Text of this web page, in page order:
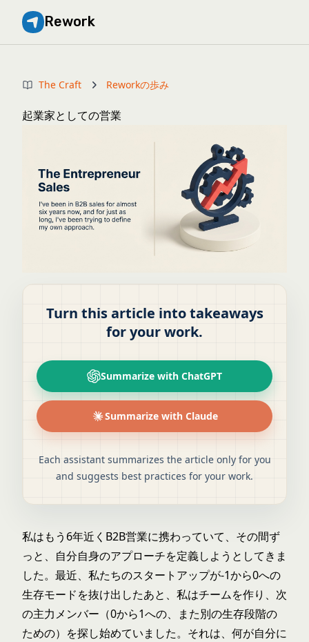
Rework
The Craft Reworkの歩み
起業家としての営業
Turn this article into takeaways
for your work.
Summarize with ChatGPT
Summarize with Claude
Each assistant summarizes the article only for you
and suggests best practices for your work.
私はもう6年近くB2B営業に携わっていて、その間ず
っと、自分自身のアプローチを定義しようとしてきま
した。最近、私たちのスタートアップが-1から0への
生存モードを抜け出したあと、私はチームを作り、次
の主力メンバー（0から1への、また別の生存段階の
ための）を探し始めていました。それは、何が自分に